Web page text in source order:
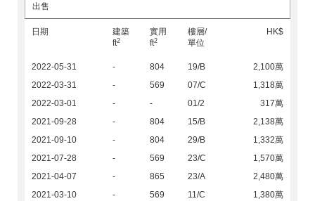
出售
日期
建築
ft2
實用
ft2
樓層/
單位
HK$
2022-05-31 - 804 19/B
2,100萬
2022-03-31
- 569 07/C
1,318萬
2022-03-01
- - 01/2
317萬
2021-09-28
- 804 15/B
2,138萬
2021-09-10
- 804 29/B
1,332萬
2021-07-28
- 569 23/C
1,570萬
2021-04-07
- 865 23/A
2,480萬
2021-03-10
- 569 11/C
1,380萬